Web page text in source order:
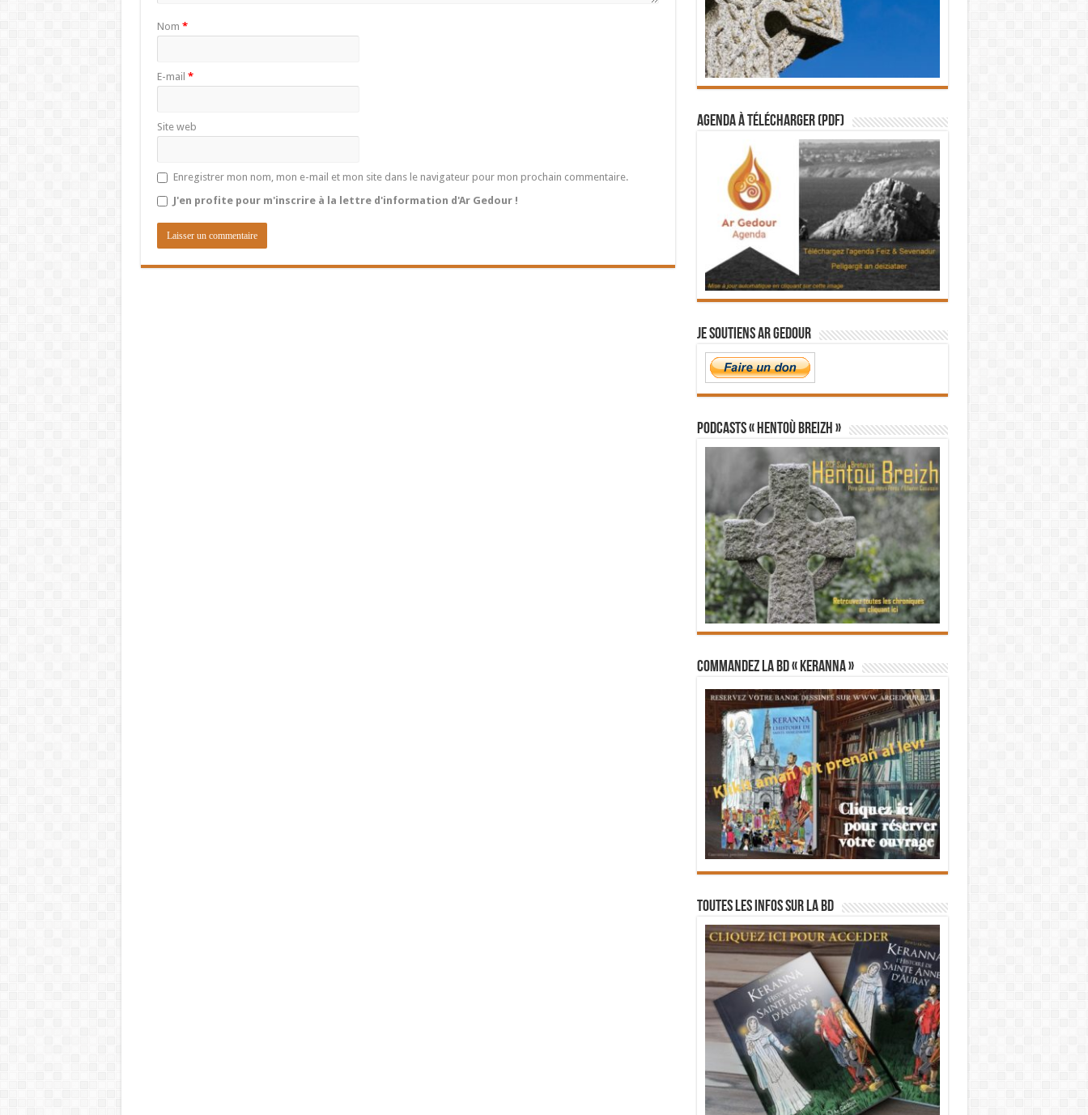
Nom *
E-mail *
Site web
Enregistrer mon nom, mon e-mail et mon site dans le navigateur pour mon prochain commentaire.
J'en profite pour m'inscrire à la lettre d'information d'Ar Gedour !
Agenda à télécharger (PDF)
Je soutiens Ar Gedour
PODCASTS « Hentoù Breizh »
Commandez la BD « Keranna »
Toutes les infos sur la BD